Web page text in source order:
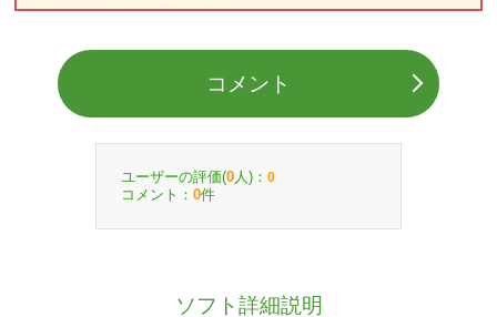
コメント
ユーザーの評価(0 人)： 0
コメント： 0件
ソフト詳細説明